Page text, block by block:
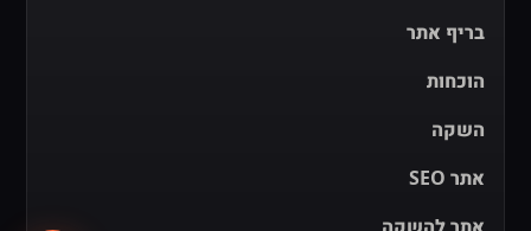
בריף אתר
הוכחות
השקה
אתר SEO